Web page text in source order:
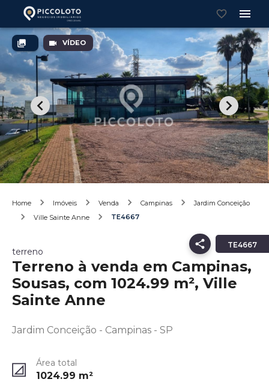
VÍDEO
Home Imóveis Venda Campinas
Jardim Conceição
Ville Sainte Anne
TE4667
TE4667
terreno
Terreno à venda em Campinas,
Sousas, com 1024.99 m², Ville
Sainte Anne
Jardim Conceição - Campinas - SP
Área total
1024.99 m²